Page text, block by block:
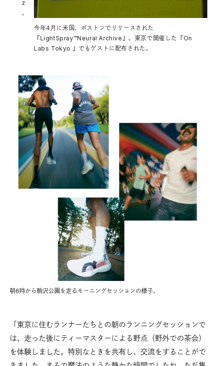
z
。
今年4月に米国、ボストンでリリースされた
『LightSpray™Neural Archive』。東京で開催した『On
Labs Tokyo 』でもゲストに配布された。
朝6時から駒沢公園を走るモーニングセッションの様子。
「東京に住むランナーたちとの朝のランニングセッションで
は、走った後にティーマスターによる野点（野外での茶会）
を体験しました。特別なときを共有し、交流をすることがで